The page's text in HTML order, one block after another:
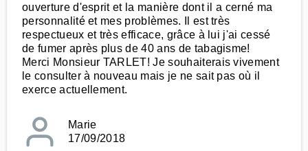
ouverture d'esprit et la manière dont il a cerné ma
personnalité et mes problèmes. Il est très
respectueux et très efficace, grâce à lui j'ai cessé
de fumer après plus de 40 ans de tabagisme!
Merci Monsieur TARLET! Je souhaiterais vivement
le consulter à nouveau mais je ne sait pas où il
exerce actuellement.
Marie
17/09/2018